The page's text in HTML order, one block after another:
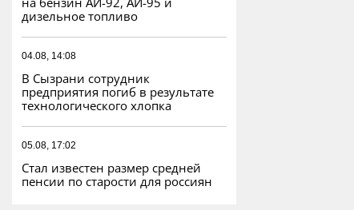
дизельное топливо
04.08, 14:08
В Сызрани сотрудник
предприятия погиб в результате
технологического хлопка
05.08, 17:02
Стал известен размер средней
пенсии по старости для россиян